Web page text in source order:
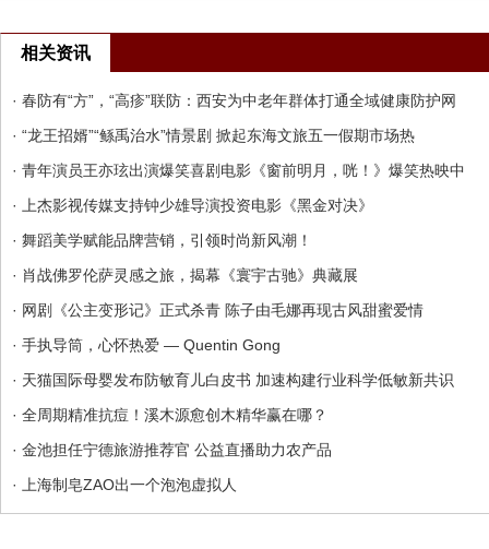
相关资讯
· 春防有“方”，“高疹”联防：西安为中老年群体打通全域健康防护网
· “龙王招婿”“鲧禹治水”情景剧 掀起东海文旅五一假期市场热
· 青年演员王亦玹出演爆笑喜剧电影《窗前明月，咣！》爆笑热映中
· 上杰影视传媒支持钟少雄导演投资电影《黑金对决》
· 舞蹈美学赋能品牌营销，引领时尚新风潮！
· 肖战佛罗伦萨灵感之旅，揭幕《寰宇古驰》典藏展
· 网剧《公主变形记》正式杀青 陈子由毛娜再现古风甜蜜爱情
· 手执导筒，心怀热爱 — Quentin Gong
· 天猫国际母婴发布防敏育儿白皮书 加速构建行业科学低敏新共识
· 全周期精准抗痘！溪木源愈创木精华赢在哪？
· 金池担任宁德旅游推荐官 公益直播助力农产品
· 上海制皂ZAO出一个泡泡虚拟人